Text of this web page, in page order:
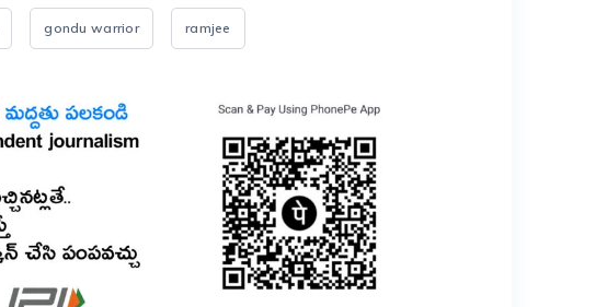
gondu warrior ramjee